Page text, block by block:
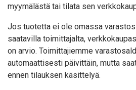
myymälästä tai tilata sen
Jos tuotetta ei ole omassa
saatavilla toimittajalta,
on arvio. Toimittajiemme
automaattisesti päivittäin, mutta
ennen tilauksen käsittelyä.